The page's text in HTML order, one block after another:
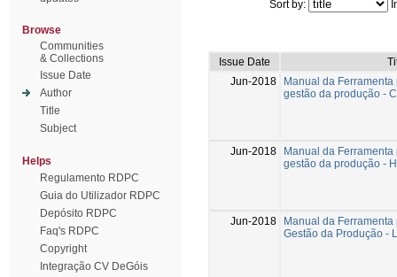
Browse
Communities
& Collections
Issue Date
Author
Title
Subject
Helps
Regulamento RDPC
Guia do Utilizador RDPC
Depósito RDPC
Faq's RDPC
Copyright
Integração CV DeGóis
Sort by:
Issue Date
Jun-2018
Manual da
gestão da produção -
Jun-2018
Manual da
gestão da produção -
Jun-2018
Manual da
Gestão da Produção -